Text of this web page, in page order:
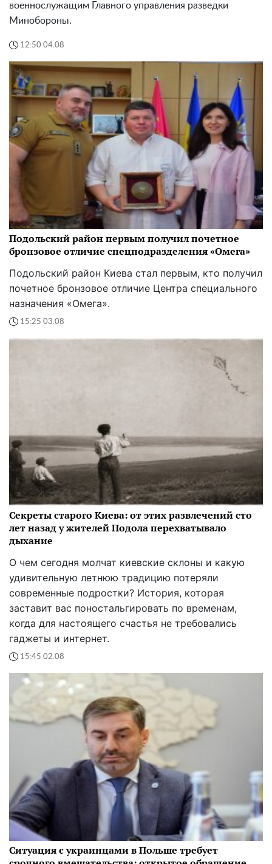
военнослужащим Главного управления разведки
Минобороны.
12:50 04.08
Подольский район первым получил почетное
бронзовое отличие спецподразделения «Омега»
Подольский район Киева стал первым, кто получил
почетное бронзовое отличие Центра специального
назначения «Омега».
15:25 03.08
Секреты старого Киева: от этих развлечений сто
лет назад у жителей Подола перехватывало
дыхание
О чем сегодня молчат киевские склоны и какую
удивительную летнюю традицию потеряли
современные подростки? История, которая
заставит вас поностальгировать по временам,
когда для настоящего счастья не требовались
гаджеты и интернет.
15:45 02.08
Ситуация с украинцами в Польше требует